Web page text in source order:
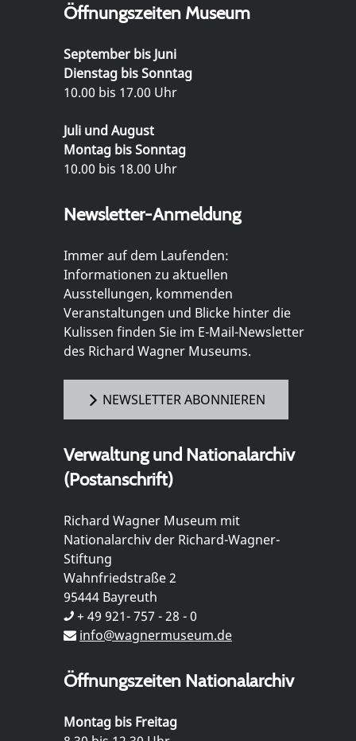
Öffnungszeiten Museum
September bis Juni
Dienstag bis Sonntag
10.00 bis 17.00 Uhr
Juli und August
Montag bis Sonntag
10.00 bis 18.00 Uhr
Newsletter-Anmeldung
Immer auf dem Laufenden:
Informationen zu aktuellen
Ausstellungen, kommenden
Veranstaltungen und Blicke hinter die
Kulissen finden Sie im E-Mail-Newsletter
des Richard Wagner Museums.
NEWSLETTER ABONNIEREN
Verwaltung und Nationalarchiv
(Postanschrift)
Richard Wagner Museum mit
Nationalarchiv der Richard-Wagner-
Stiftung
Wahnfriedstraße 2
95444 Bayreuth
+ 49 921- 757 - 28 - 0
info@wagnermuseum.de
Öffnungszeiten Nationalarchiv
Montag bis Freitag